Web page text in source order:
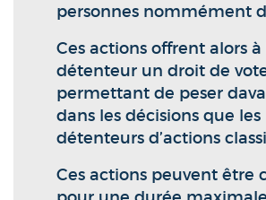
personnes nommément
Ces actions offrent alors
détenteur un droit de
permettant de peser
dans les décisions que les
détenteurs d’actions
Ces actions peuvent être